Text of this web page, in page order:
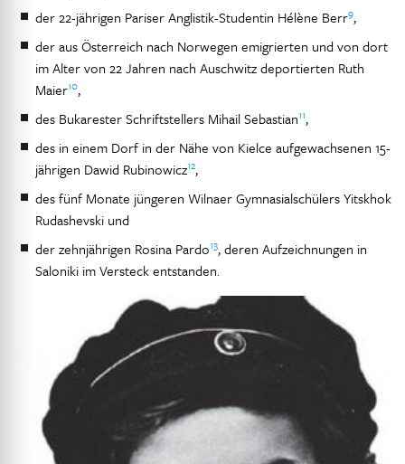
der 22-jährigen Pariser Anglistik-Studentin Hélène Berr9,
der aus Österreich nach Norwegen emigrierten und von dort
im Alter von 22 Jahren nach Auschwitz deportierten Ruth
Maier10,
des Bukarester Schriftstellers Mihail Sebastian11,
des in einem Dorf in der Nähe von Kielce aufgewachsenen 15-
jährigen Dawid Rubinowicz12,
des fünf Monate jüngeren Wilnaer Gymnasialschülers Yitskhok
Rudashevski und
der zehnjährigen Rosina Pardo13, deren Aufzeichnungen in
Saloniki im Versteck entstanden.